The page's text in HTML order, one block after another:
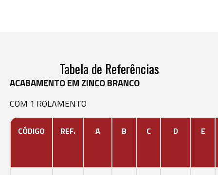
Tabela de Referências
ACABAMENTO EM ZINCO BRANCO
COM 1 ROLAMENTO
CÓDIGO REF. A B C D E